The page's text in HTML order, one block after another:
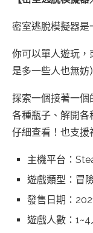
密室逃脫模擬器是
你可以單人遊玩，
是多一些人也無妨
探索一個接著一個
各種瓶子、解開各
仔細查看！也支援
主機平台：
遊戲類型：冒
發售日期：
遊戲人數：1~4